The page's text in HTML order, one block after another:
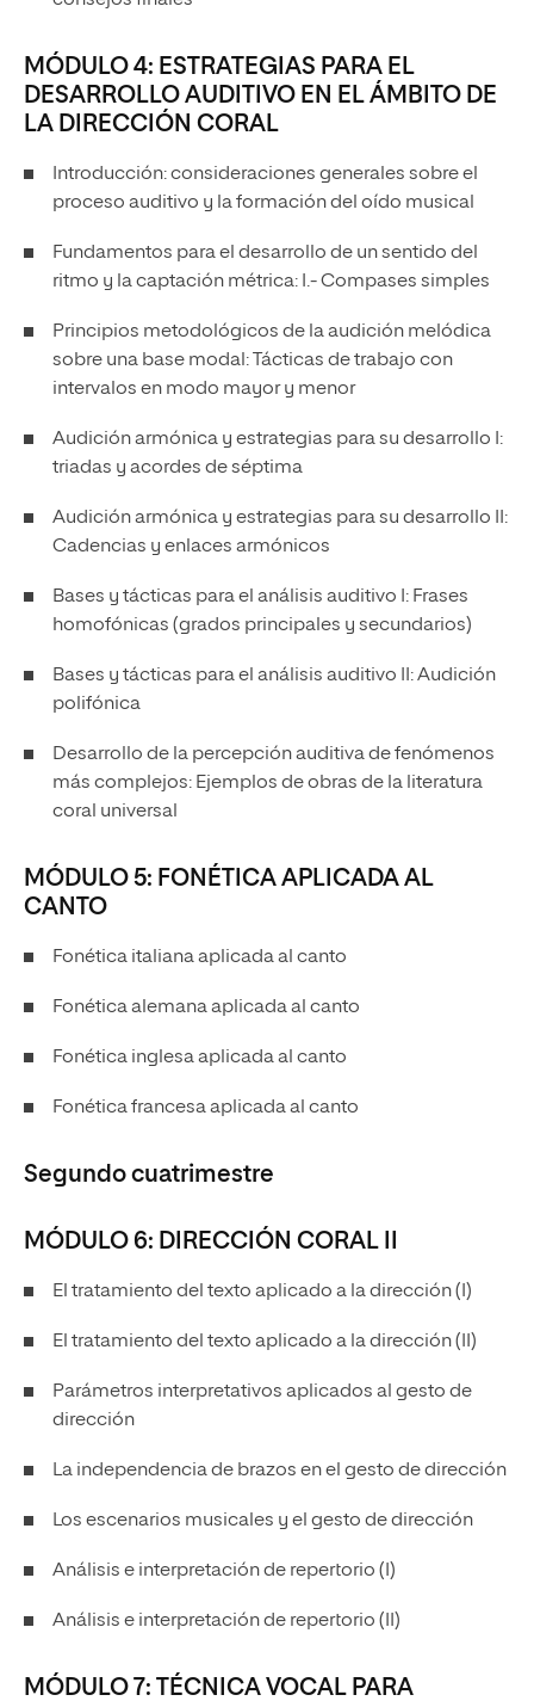
MÓDULO 4: ESTRATEGIAS PARA EL
DESARROLLO AUDITIVO EN EL ÁMBITO DE
LA DIRECCIÓN CORAL
Introducción: consideraciones generales sobre el
proceso auditivo y la formación del oído musical
Fundamentos para el desarrollo de un sentido del
ritmo y la captación métrica: I.- Compases simples
Principios metodológicos de la audición melódica
sobre una base modal: Tácticas de trabajo con
intervalos en modo mayor y menor
Audición armónica y estrategias para su desarrollo I:
triadas y acordes de séptima
Audición armónica y estrategias para su desarrollo II:
Cadencias y enlaces armónicos
Bases y tácticas para el análisis auditivo I: Frases
homofónicas (grados principales y secundarios)
Bases y tácticas para el análisis auditivo II: Audición
polifónica
Desarrollo de la percepción auditiva de fenómenos
más complejos: Ejemplos de obras de la literatura
coral universal
MÓDULO 5: FONÉTICA APLICADA AL
CANTO
Fonética italiana aplicada al canto
Fonética alemana aplicada al canto
Fonética inglesa aplicada al canto
Fonética francesa aplicada al canto
Segundo cuatrimestre
MÓDULO 6: DIRECCIÓN CORAL II
El tratamiento del texto aplicado a la dirección (I)
El tratamiento del texto aplicado a la dirección (II)
Parámetros interpretativos aplicados al gesto de
dirección
La independencia de brazos en el gesto de dirección
Los escenarios musicales y el gesto de dirección
Análisis e interpretación de repertorio (I)
Análisis e interpretación de repertorio (II)
MÓDULO 7: TÉCNICA VOCAL PARA